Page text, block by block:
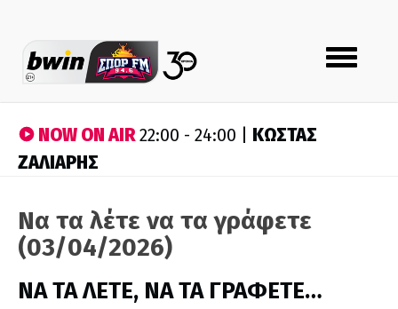
Toggle
navigation
NOW ON AIR22:00 - 24:00 | ΚΩΣΤΑΣ
ΖΑΛΙΑΡΗΣ
Να τα λέτε να τα γράφετε
(03/04/2026)
ΝΑ ΤΑ ΛΕΤΕ, ΝΑ ΤΑ ΓΡΑΦΕΤΕ…